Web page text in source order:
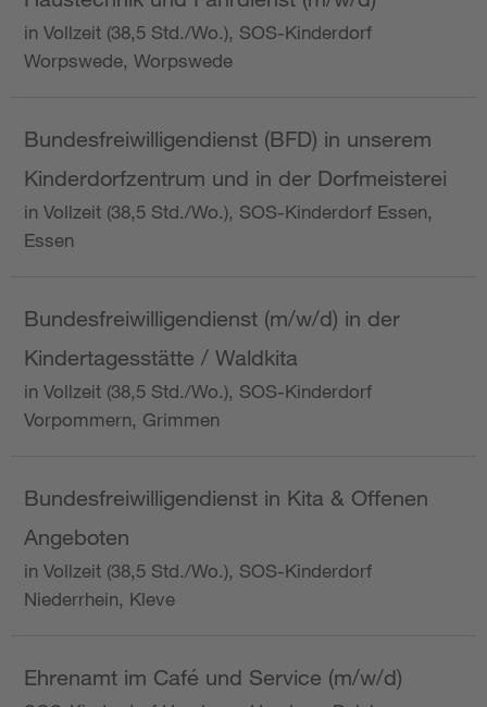
in Vollzeit (38,5 Std./Wo.), SOS-Kinderdorf
Worpswede, Worpswede
Bundesfreiwilligendienst (BFD) in unserem
Kinderdorfzentrum und in der Dorfmeisterei
in Vollzeit (38,5 Std./Wo.), SOS-Kinderdorf Essen,
Essen
Bundesfreiwilligendienst (m/w/d) in der
Kindertagesstätte / Waldkita
in Vollzeit (38,5 Std./Wo.), SOS-Kinderdorf
Vorpommern, Grimmen
Bundesfreiwilligendienst in Kita & Offenen
Angeboten
in Vollzeit (38,5 Std./Wo.), SOS-Kinderdorf
Niederrhein, Kleve
Ehrenamt im Café und Service (m/w/d)